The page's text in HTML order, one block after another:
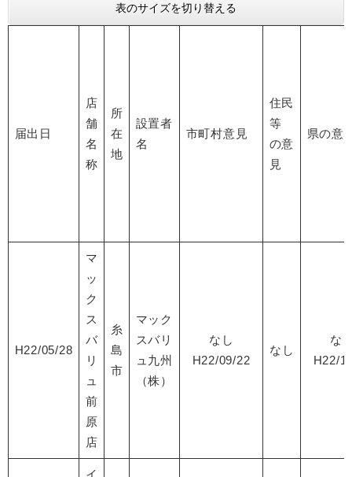
表のサイズを切り替える
届出日
店
舗
名
称
所
在
地
設置者
名
市町村意見
住民
等
の意
見
県の意
H22/05/28
マ
ッ
ク
ス
バ
リ
ュ
前
原
店
糸
島
市
マック
スバリ
ュ九州
（株）
なし
H22/09/22
なし
な
H22/
イ